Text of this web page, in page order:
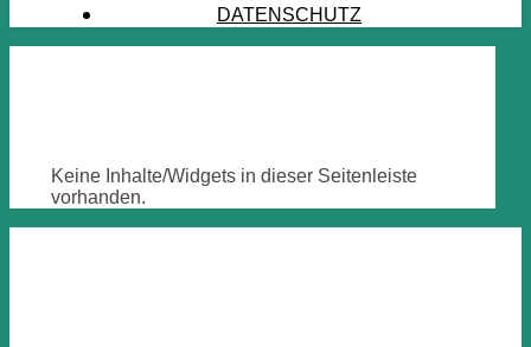
DATENSCHUTZ
Keine Inhalte/Widgets in dieser Seitenleiste
vorhanden.